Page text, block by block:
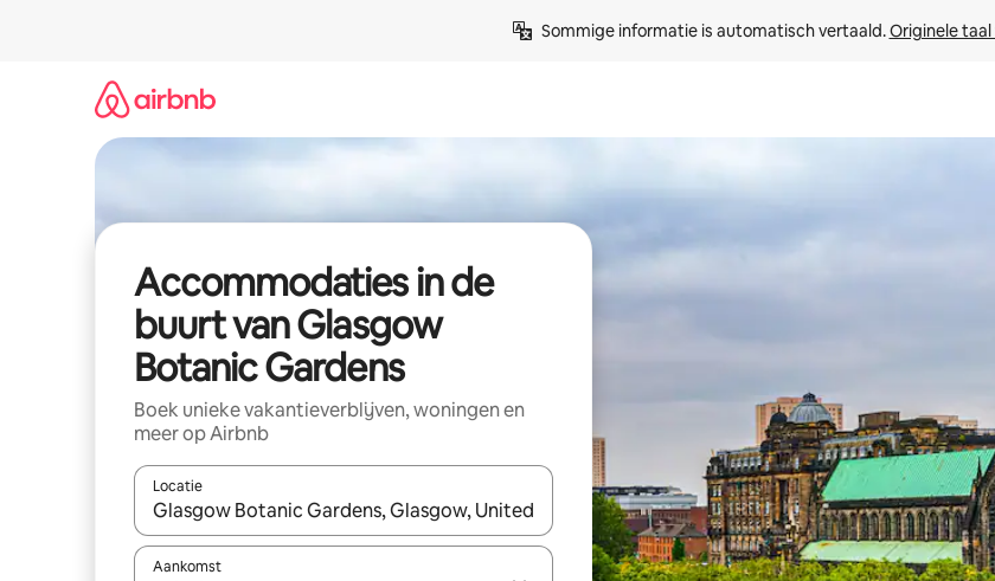
Sommige informatie is automatisch vertaald. Originele
Accommodaties in de
buurt van Glasgow
Botanic Gardens
Boek unieke vakantieverblijven, woningen en
meer op Airbnb
Locatie
Wanneer er resultaten beschikbaar zijn, maak je een keuze met je de pijltjestoetsen omhoog en omlaag, óf
Aankomst